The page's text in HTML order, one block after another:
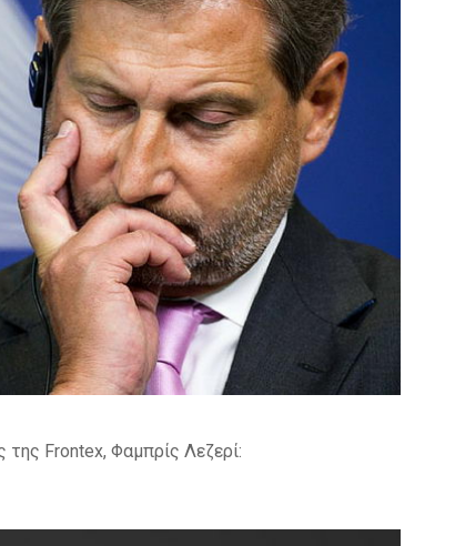
της Frontex, Φαμπρίς Λεζερί: